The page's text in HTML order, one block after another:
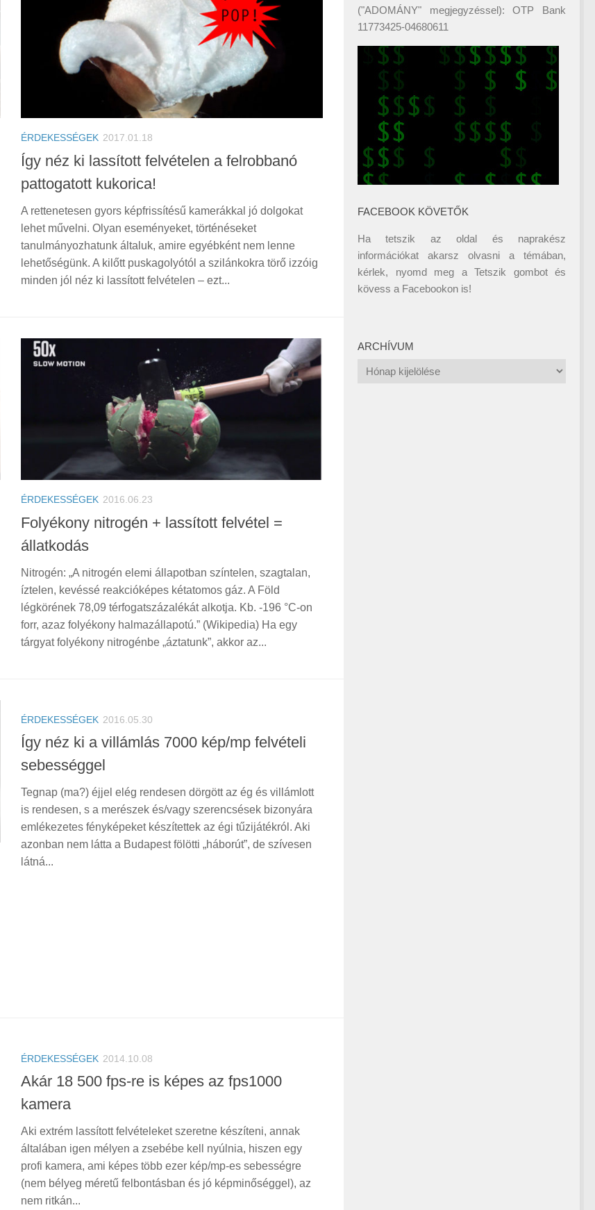
ÉRDEKESSÉGEK 2017.01.18
Így néz ki lassított felvételen a felrobbanó
pattogatott kukorica!
A rettenetesen gyors képfrissítésű kamerákkal jó dolgokat
lehet művelni. Olyan eseményeket, történéseket
tanulmányozhatunk általuk, amire egyébként nem lenne
lehetőségünk. A kilőtt puskagolyótól a szilánkokra törő izzóig
minden jól néz ki lassított felvételen – ezt...
ÉRDEKESSÉGEK 2016.06.23
Folyékony nitrogén + lassított felvétel =
állatkodás
Nitrogén: „A nitrogén elemi állapotban színtelen, szagtalan,
íztelen, kevéssé reakcióképes kétatomos gáz. A Föld
légkörének 78,09 térfogatszázalékát alkotja. Kb. -196 °C-on
forr, azaz folyékony halmazállapotú.” (Wikipedia) Ha egy
tárgyat folyékony nitrogénbe „áztatunk”, akkor az...
ÉRDEKESSÉGEK 2016.05.30
Így néz ki a villámlás 7000 kép/mp felvételi
sebességgel
Tegnap (ma?) éjjel elég rendesen dörgött az ég és villámlott
is rendesen, s a merészek és/vagy szerencsések bizonyára
emlékezetes fényképeket készítettek az égi tűzijátékról. Aki
azonban nem látta a Budapest fölötti „háborút”, de szívesen
látná...
ÉRDEKESSÉGEK 2014.10.08
Akár 18 500 fps-re is képes az fps1000
kamera
Aki extrém lassított felvételeket szeretne készíteni, annak
általában igen mélyen a zsebébe kell nyúlnia, hiszen egy
profi kamera, ami képes több ezer kép/mp-es sebességre
(nem bélyeg méretű felbontásban és jó képminőséggel), az
nem ritkán...
("ADOMÁNY" megjegyzéssel): OTP Bank
11773425-04680611
FACEBOOK KÖVETŐK
Ha tetszik az oldal és naprakész
információkat akarsz olvasni a témában,
kérlek, nyomd meg a Tetszik gombot és
kövess a Facebookon is!
ARCHÍVUM
Archívum